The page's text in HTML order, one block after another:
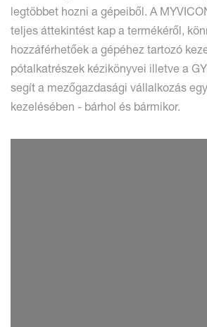
legtöbbet hozni a gépeiből. A
teljes áttekintést kap a termékéről,
hozzáférhetőek a gépéhez tartozó
pótalkatrészek kézikönyvei illetve a
segít a mezőgazdasági vállalkozás
kezelésében - bárhol és bármikor.